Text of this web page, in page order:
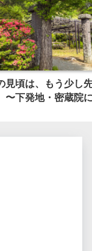
見頃は、もう少し
下発地・密蔵院